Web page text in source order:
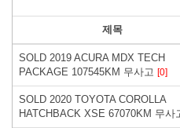
제목
SOLD 2019 ACURA MDX TECH
PACKAGE 107545KM 무사고 [0]
SOLD 2020 TOYOTA COROLLA
HATCHBACK XSE 67070KM 무사